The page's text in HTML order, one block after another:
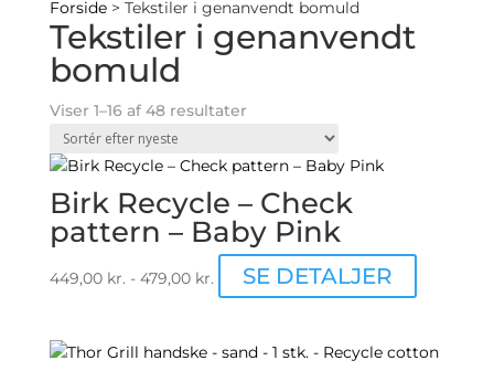
Forside> Tekstiler i genanvendt bomuld
Tekstiler i genanvendt
bomuld
Viser 1–16 af 48 resultaterSorted
latest
Birk Recycle – Check
pattern – Baby Pink
449,00 kr. - 479,00 kr. SE DETALJER
vare
flere